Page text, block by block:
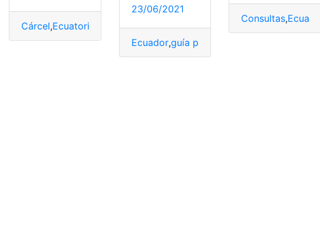
Cárcel,Ecuatorianos Fallecidos,guía penitenciario Penitenciarios
23/06/2021
Ecuador,guía penitenciario
Consultas,Ecuador